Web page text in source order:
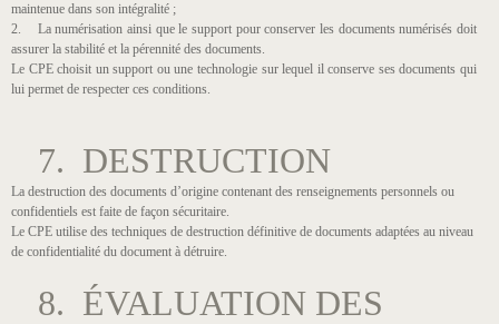
maintenue dans son intégralité ;
2. La numérisation ainsi que le support pour conserver les documents numérisés doit
assurer la stabilité et la pérennité des documents.
Le CPE choisit un support ou une technologie sur lequel il conserve ses documents qui
lui permet de respecter ces conditions.
7. DESTRUCTION
La destruction des documents d’origine contenant des renseignements personnels ou
confidentiels est faite de façon sécuritaire.
Le CPE utilise des techniques de destruction définitive de documents adaptées au niveau
de confidentialité du document à détruire.
8. ÉVALUATION DES